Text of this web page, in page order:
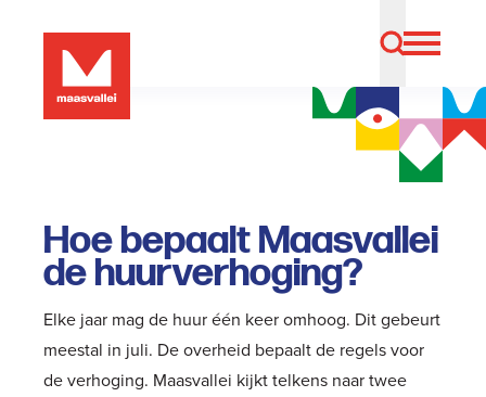
Hoe bepaalt Maasvallei
de huurverhoging?
Elke jaar mag de huur één keer omhoog. Dit gebeurt
meestal in juli. De overheid bepaalt de regels voor
de verhoging. Maasvallei kijkt telkens naar twee